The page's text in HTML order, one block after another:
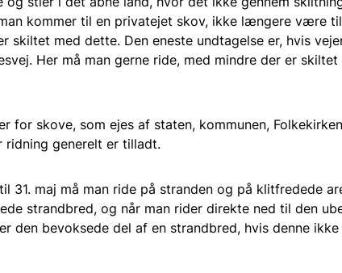
kommer til en privatejet skov, ikke længere være
skiltet med dette. Den eneste undtagelse er, hvis
Her må man gerne ride, med mindre der er skiltet
for skove, som ejes af staten, kommunen,
generelt er tilladt.
31. maj må man ride på stranden og på klitfredede
strandbred, og når man rider direkte ned til den
den bevoksede del af en strandbred, hvis denne ikke